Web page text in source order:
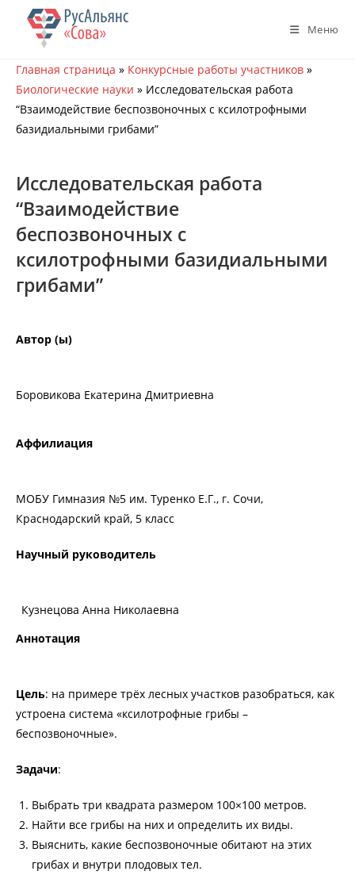
Перейти
содержимому
Меню
Главная страница » Конкурсные работы участников »
Биологические науки » Исследовательская работа
“Взаимодействие беспозвоночных с ксилотрофными
базидиальными грибами”
Исследовательская работа
“Взаимодействие
беспозвоночных с
ксилотрофными базидиальными
грибами”
Автор (ы)
Боровикова Екатерина Дмитриевна
Аффилиация
МОБУ Гимназия №5 им. Туренко Е.Г., г. Сочи,
Краснодарский край, 5 класс
Научный руководитель
Кузнецова Анна Николаевна
Аннотация
Цель: на примере трёх лесных участков разобраться, как
устроена система «ксилотрофные грибы –
беспозвоночные».
Задачи:
Выбрать три квадрата размером 100×100 метров.
Найти все грибы на них и определить их виды.
Выяснить, какие беспозвоночные обитают на этих
грибах и внутри плодовых тел.